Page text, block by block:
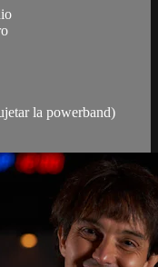
la powerband)